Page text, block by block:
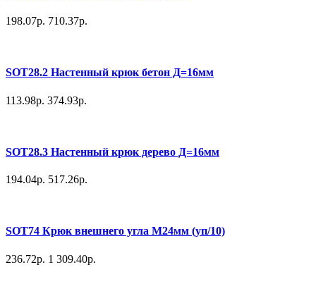
198.07р. 710.37р.
SOT28.2 Настенный крюк бетон Д=16мм
113.98р. 374.93р.
SOT28.3 Настенный крюк дерево Д=16мм
194.04р. 517.26р.
SOT74 Крюк внешнего угла M24мм (уп/10)
236.72р. 1 309.40р.